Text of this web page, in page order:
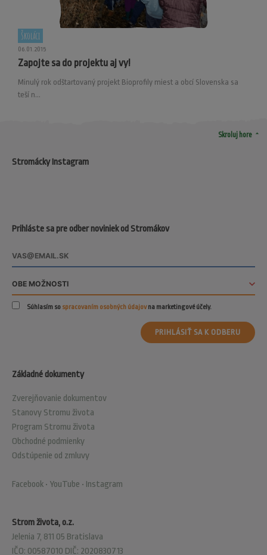
Školáci
06.01.2015
Zapojte sa do projektu aj vy!
Minulý rok odštartovaný projekt Bioprofily miest a obcí Slovenska sa
teší n...
Skroluj hore arrow_drop_up
Strom života, o.z.
Jelenia 7, 811 05 Bratislava
IČO: 00587010 DIČ: 2020830713
Základné dokumenty
Zverejňovanie dokumentov
Stanovy Stromu života
Program Stromu života
Obchodné podmienky
Odstúpenie od zmluvy
Facebook • YouTube • Instagram
Prihláste sa pre odber noviniek od Stromákov
Súhlasím so spracovaním osobných údajovna marketingové účely.
PRIHLÁSIŤ SA K ODBERU
Stromácky Instagram